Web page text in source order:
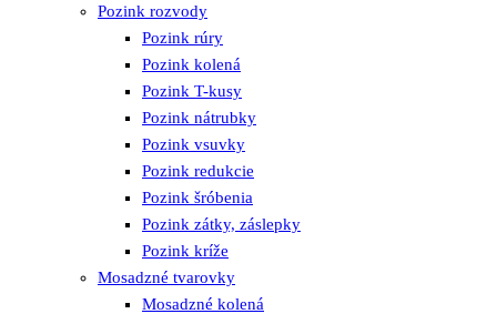
Pozink rozvody
Pozink rúry
Pozink kolená
Pozink T-kusy
Pozink nátrubky
Pozink vsuvky
Pozink redukcie
Pozink šróbenia
Pozink zátky, záslepky
Pozink kríže
Mosadzné tvarovky
Mosadzné kolená